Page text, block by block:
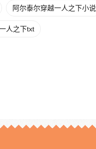
阿尔泰尔穿越一人之下小说
人之下txt